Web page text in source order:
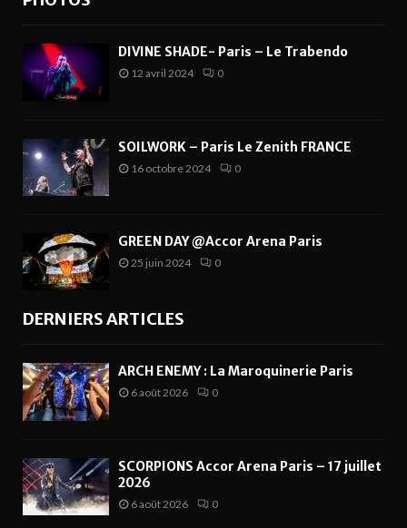
DIVINE SHADE- Paris – Le Trabendo
12 avril 2024 0
SOILWORK – Paris Le Zenith FRANCE
16 octobre 2024 0
GREEN DAY @Accor Arena Paris
25 juin 2024 0
DERNIERS ARTICLES
ARCH ENEMY : La Maroquinerie Paris
6 août 2026 0
SCORPIONS Accor Arena Paris – 17 juillet
2026
6 août 2026 0